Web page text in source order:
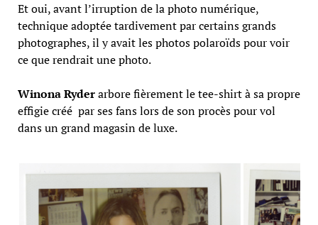
Et oui, avant l’irruption de la photo numérique,
technique adoptée tardivement par certains grands
photographes, il y avait les photos polaroïds pour voir
ce que rendrait une photo.
Winona Ryderarbore fièrement le tee-shirt à sa propre
effigie créé par ses fans lors de son procès pour vol
dans un grand magasin de luxe.